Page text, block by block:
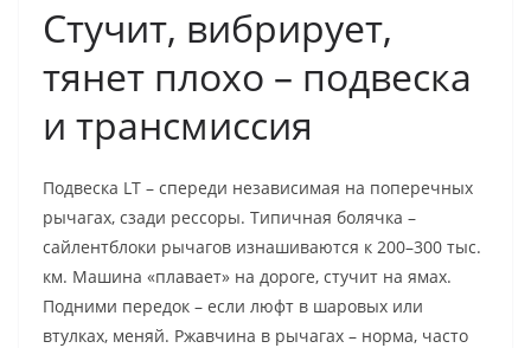
Стучит, вибрирует,
тянет плохо – подвеска
и трансмиссия
Подвеска LT – спереди независимая на поперечных
рычагах, сзади рессоры. Типичная болячка –
сайлентблоки рычагов изнашиваются к 200–300 тыс.
км. Машина «плавает» на дороге, стучит на ямах.
Подними передок – если люфт в шаровых или
втулках, меняй. Ржавчина в рычагах – норма, часто